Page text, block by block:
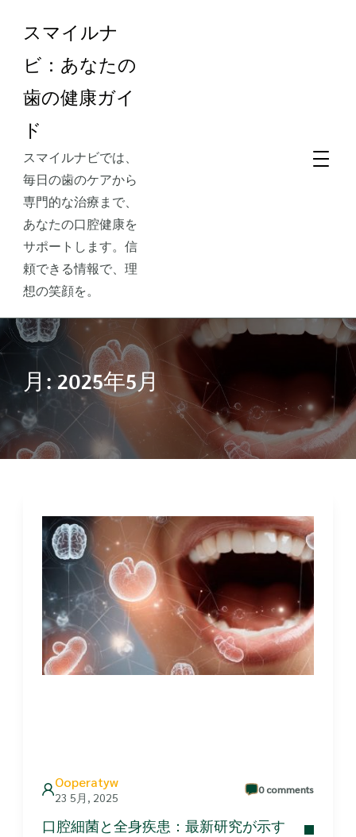
スマイルナ
ビ：あなたの
歯の健康ガイ
ド
スマイルナビでは、
毎日の歯のケアから
専門的な治療まで、
あなたの口腔健康を
サポートします。信
頼できる情報で、理
想の笑顔を。
月:2025年5月
Ooperatyw
23 5月, 2025
0 comments
口腔細菌と全身疾患：最新研究が示す